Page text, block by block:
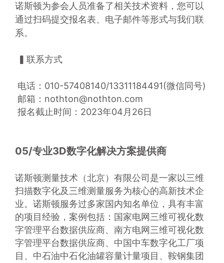
诺斯顿为参会人员准备了相关技术资料，您可以
通过扫码提交报名表、电子邮件等形式与我们联
系。
▍联系方式
电话：010-57408140/13311184491(微信同号)
邮箱：nothton@nothton.com
报名截止时间：2023年04月26日
05/专业3D数字化解决方案提供商
诺斯顿测量技术（北京）有限公司是一家以三维
扫描数字化及三维测量服务为核心的高新技术企
业。诺斯顿服务过多家国内知名单位，具有丰富
的项目经验，案例包括：国家电网三维可视化数
字管理平台数据供应商、南方电网三维可视化数
字管理平台数据供应商、中国中车数字化工厂项
目、中石油中石化油罐容量计量项目、鞍钢集团